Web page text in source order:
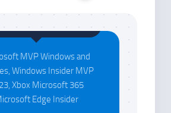
Maison da Silva
MVP Windows and
Windows Insider MVP
Xbox Microsoft 365
Edge Insider